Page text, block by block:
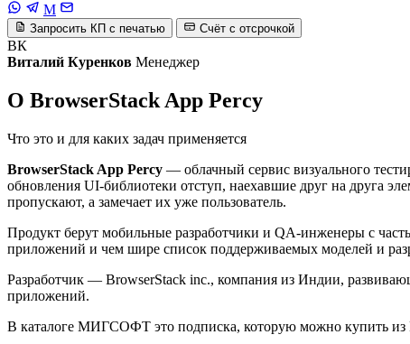
M
Запросить КП с печатью Счёт с отсрочкой
ВК
Виталий Куренков Менеджер
О BrowserStack App Percy
Что это и для каких задач применяется
BrowserStack App Percy — облачный сервис визуального
обновления UI-библиотеки отступ, наехавшие друг на друга
пропускают, а замечает их уже пользователь.
Продукт берут мобильные разработчики и QA-инженеры с
приложений и чем шире список поддерживаемых моделей и
Разработчик — BrowserStack inc., компания из Индии,
приложений.
В каталоге МИГСОФТ это подписка, которую можно купить из